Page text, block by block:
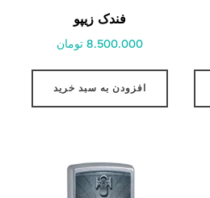
فندک زیپو
8.500.000 تومان
افزودن به سبد خرید